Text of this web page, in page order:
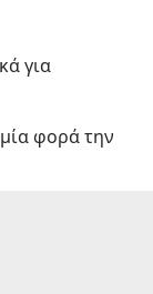
για
φορά την